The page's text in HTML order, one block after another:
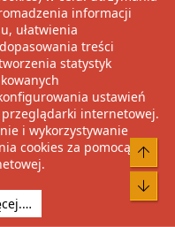
Umieść Link
informacji
ułatwienia
treści
statystyk
ustawień
internetowej.
i wykorzystywanie
cookies za pomocą
Do